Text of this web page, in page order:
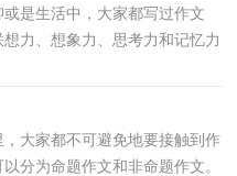
是生活中，大家都写过作文
力、想象力、思考力和记忆力
下面是小编整理...
大家都不可避免地要接触到作
分为命题作文和非命题作文。